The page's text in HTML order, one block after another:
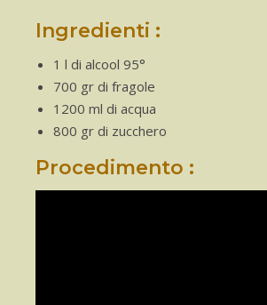
Ingredienti :
1 l di alcool 95°
700 gr di fragole
1200 ml di acqua
800 gr di zucchero
Procedimento :